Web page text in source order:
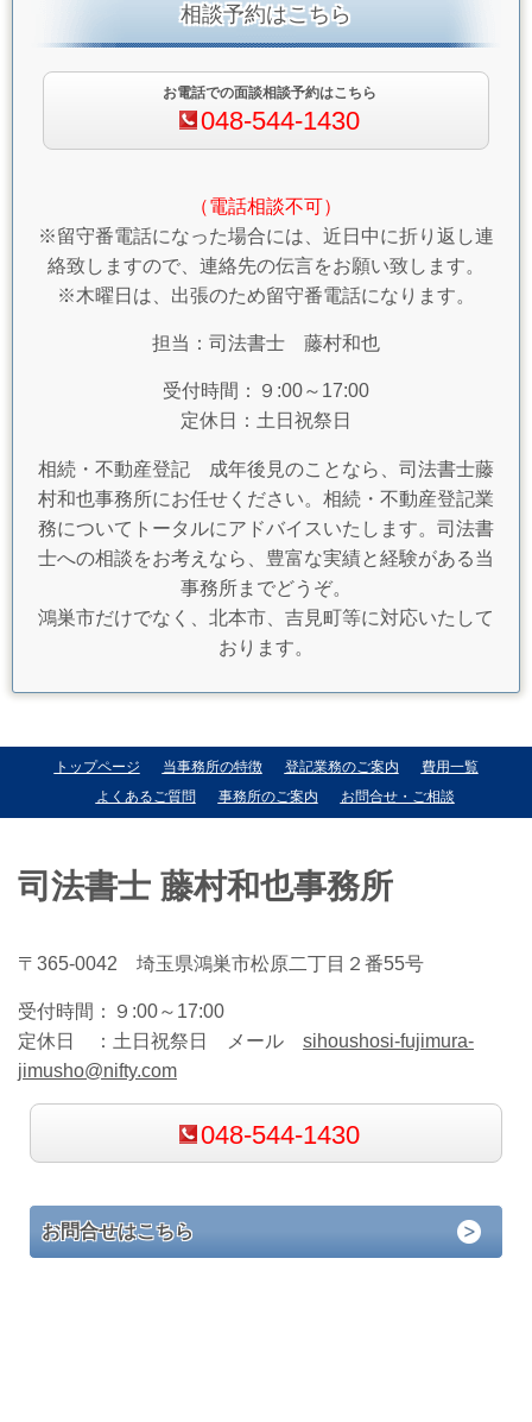
相談予約はこちら
お電話での面談相談予約はこちら
048-544-1430
（電話相談不可）
※留守番電話になった場合には、近日中に折り返し連
絡致しますので、連絡先の伝言をお願い致します。
※木曜日は、出張のため留守番電話になります。
担当：司法書士 藤村和也
受付時間：９:00～17:00
定休日：土日祝祭日
相続・不動産登記 成年後見のことなら、司法書士藤
村和也事務所にお任せください。相続・不動産登記業
務についてトータルにアドバイスいたします。司法書
士への相談をお考えなら、豊富な実績と経験がある当
事務所までどうぞ。
鴻巣市だけでなく、北本市、吉見町等に対応いたして
おります。
トップページ 当事務所の特徴 登記業務のご案内
費用一覧
よくあるご質問
事務所のご案内 お問合せ・ご相談
司法書士 藤村和也事務所
〒365-0042 埼玉県鴻巣市松原二丁目２番55号
受付時間：
９:00～17:00
定休日 ： 土日祝祭日 メール sihoushosi-fujimura-
jimusho@nifty.com
048-544-1430
お問合せはこちら